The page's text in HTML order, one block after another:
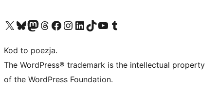
Odwiedź nasze konto X (dawniej Twitter)
Odwiedź nasze konto Bluesky
Odwiedź nasze konto na Mastodoncie
Odwiedź naszego Threadsa
Odwiedź naszego Facebooka
Odwiedź nasze konto na Instagramie
Odwiedź nasze konto na LinkedIn
Odwiedź naszego TikToka
Odwiedź nasz kanał YouTube
Odwiedź naszego Tumblra
Kod to poezja.
The WordPress® trademark is the intellectual property
of the WordPress Foundation.